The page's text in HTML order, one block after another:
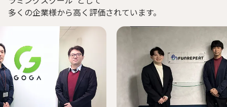
多くの企業様から高く評価されています。